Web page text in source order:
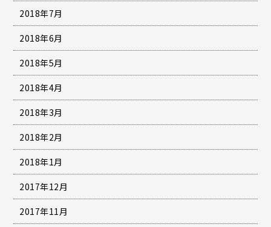
2018年7月
2018年6月
2018年5月
2018年4月
2018年3月
2018年2月
2018年1月
2017年12月
2017年11月